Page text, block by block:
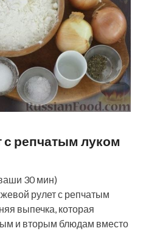
репчатым луком
30 мин)
рулет с репчатым
выпечка, которая
и вторым блюдам вместо